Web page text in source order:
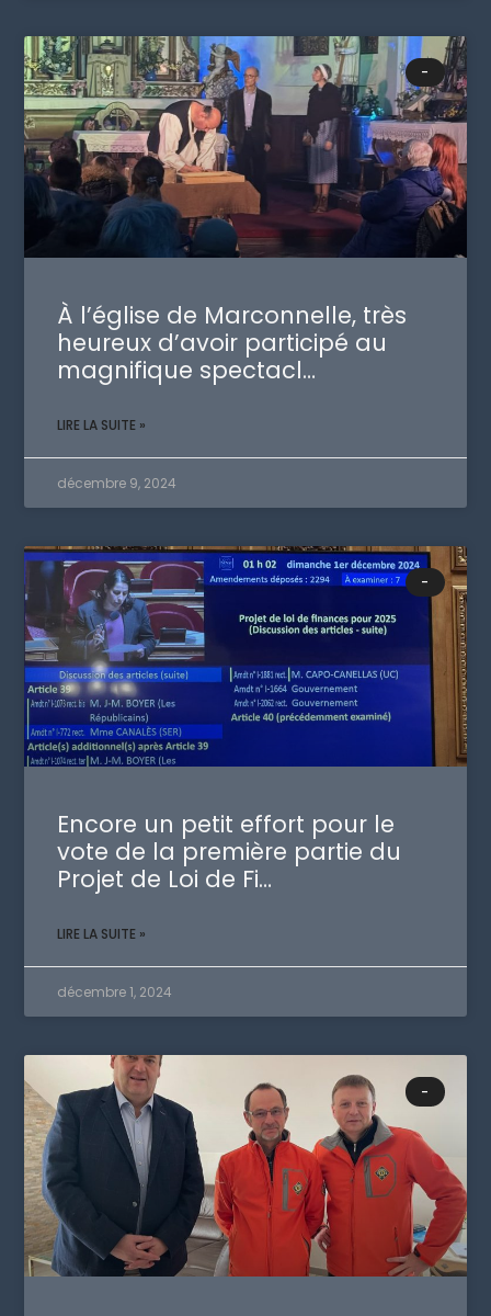
-
À l’église de Marconnelle, très
heureux d’avoir participé au
magnifique spectacl…
LIRE LA SUITE »
décembre 9, 2024
-
Encore un petit effort pour le
vote de la première partie du
Projet de Loi de Fi…
LIRE LA SUITE »
décembre 1, 2024
-